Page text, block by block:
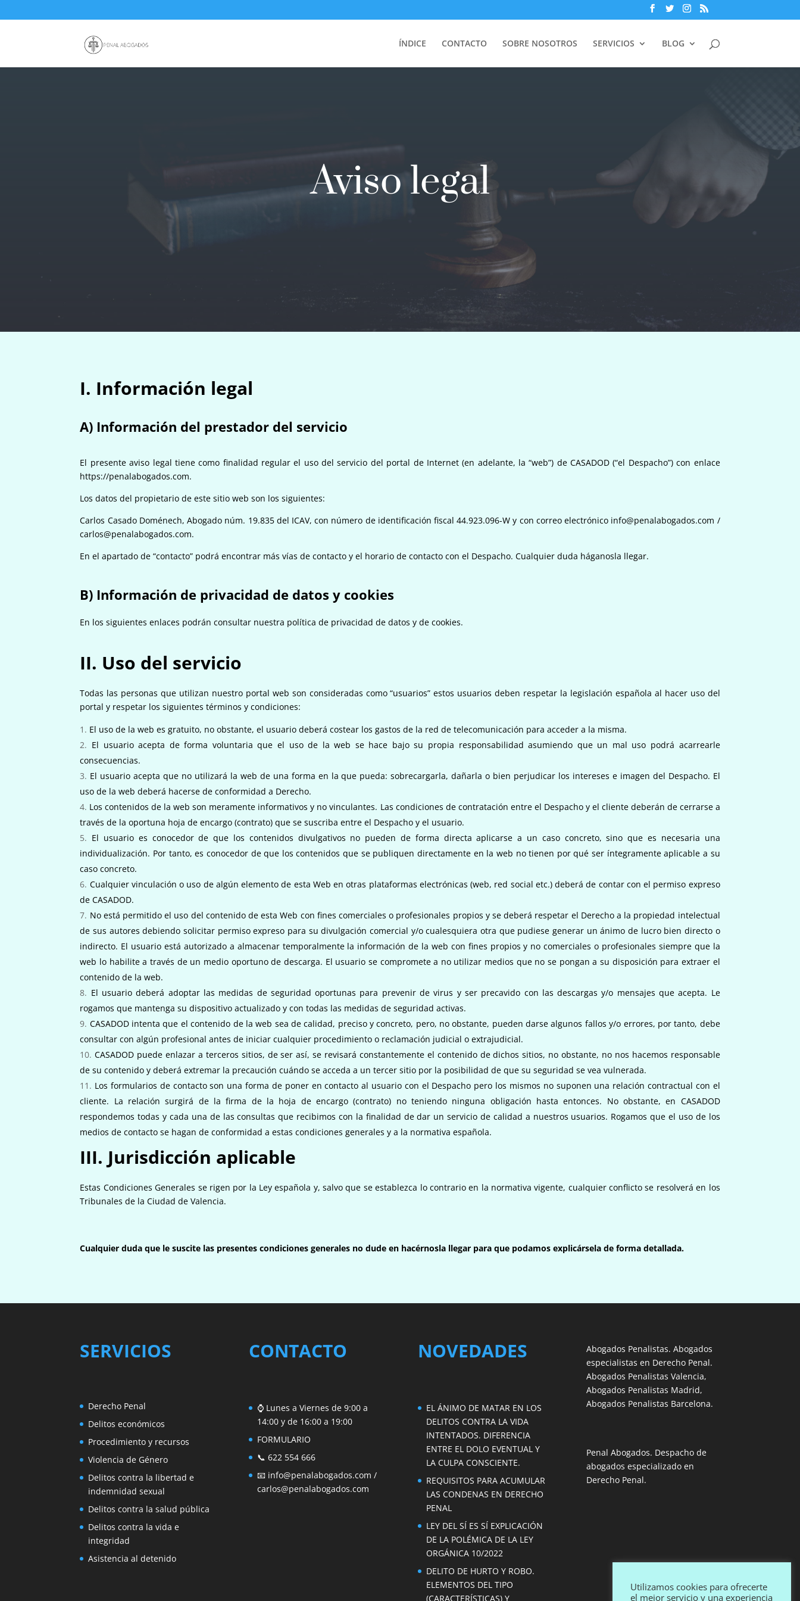
ÍNDICE CONTACTO SOBRE NOSOTROS SERVICIOS BLOG
Aviso legal
I. Información legal
A) Información del prestador del servicio
El presente aviso legal tiene como finalidad regular el uso del servicio del portal de Internet (en adelante, la “web”) de CASADOD (“el Despacho”) con enlace
https://penalabogados.com.
Los datos del propietario de este sitio web son los siguientes:
Carlos Casado Doménech, Abogado núm. 19.835 del ICAV, con número de identificación fiscal 44.923.096-W y con correo electrónico info@penalabogados.com /
carlos@penalabogados.com.
En el apartado de “contacto” podrá encontrar más vías de contacto y el horario de contacto con el Despacho. Cualquier duda háganosla llegar.
B) Información de privacidad de datos y cookies
En los siguientes enlaces podrán consultar nuestra política de privacidad de datos y de cookies.
II. Uso del servicio
Todas las personas que utilizan nuestro portal web son consideradas como “usuarios” estos usuarios deben respetar la legislación española al hacer uso del
portal y respetar los siguientes términos y condiciones:
El uso de la web es gratuito, no obstante, el usuario deberá costear los gastos de la red de telecomunicación para acceder a la misma.
El usuario acepta de forma voluntaria que el uso de la web se hace bajo su propia responsabilidad asumiendo que un mal uso podrá acarrearle
consecuencias.
El usuario acepta que no utilizará la web de una forma en la que pueda: sobrecargarla, dañarla o bien perjudicar los intereses e imagen del Despacho. El
uso de la web deberá hacerse de conformidad a Derecho.
Los contenidos de la web son meramente informativos y no vinculantes. Las condiciones de contratación entre el Despacho y el cliente deberán de cerrarse a
través de la oportuna hoja de encargo (contrato) que se suscriba entre el Despacho y el usuario.
El usuario es conocedor de que los contenidos divulgativos no pueden de forma directa aplicarse a un caso concreto, sino que es necesaria una
individualización. Por tanto, es conocedor de que los contenidos que se publiquen directamente en la web no tienen por qué ser íntegramente aplicable a su
caso concreto.
Cualquier vinculación o uso de algún elemento de esta Web en otras plataformas electrónicas (web, red social etc.) deberá de contar con el permiso expreso
de CASADOD.
No está permitido el uso del contenido de esta Web con fines comerciales o profesionales propios y se deberá respetar el Derecho a la propiedad intelectual
de sus autores debiendo solicitar permiso expreso para su divulgación comercial y/o cualesquiera otra que pudiese generar un ánimo de lucro bien directo o
indirecto. El usuario está autorizado a almacenar temporalmente la información de la web con fines propios y no comerciales o profesionales siempre que la
web lo habilite a través de un medio oportuno de descarga. El usuario se compromete a no utilizar medios que no se pongan a su disposición para extraer el
contenido de la web.
El usuario deberá adoptar las medidas de seguridad oportunas para prevenir de virus y ser precavido con las descargas y/o mensajes que acepta. Le
rogamos que mantenga su dispositivo actualizado y con todas las medidas de seguridad activas.
CASADOD intenta que el contenido de la web sea de calidad, preciso y concreto, pero, no obstante, pueden darse algunos fallos y/o errores, por tanto, debe
consultar con algún profesional antes de iniciar cualquier procedimiento o reclamación judicial o extrajudicial.
CASADOD puede enlazar a terceros sitios, de ser así, se revisará constantemente el contenido de dichos sitios, no obstante, no nos hacemos responsable
de su contenido y deberá extremar la precaución cuándo se acceda a un tercer sitio por la posibilidad de que su seguridad se vea vulnerada.
Los formularios de contacto son una forma de poner en contacto al usuario con el Despacho pero los mismos no suponen una relación contractual con el
cliente. La relación surgirá de la firma de la hoja de encargo (contrato) no teniendo ninguna obligación hasta entonces. No obstante, en CASADOD
respondemos todas y cada una de las consultas que recibimos con la finalidad de dar un servicio de calidad a nuestros usuarios. Rogamos que el uso de los
medios de contacto se hagan de conformidad a estas condiciones generales y a la normativa española.
III. Jurisdicción aplicable
Estas Condiciones Generales se rigen por la Ley española y, salvo que se establezca lo contrario en la normativa vigente, cualquier conflicto se resolverá en los
Tribunales de la Ciudad de Valencia.
Cualquier duda que le suscite las presentes condiciones generales no dude en hacérnosla llegar para que podamos explicársela de forma detallada.
SERVICIOS
Derecho Penal
Delitos económicos
Procedimiento y recursos
Violencia de Género
Delitos contra la libertad e
indemnidad sexual
Delitos contra la salud pública
Delitos contra la vida e
integridad
Asistencia al detenido
CONTACTO
⌚ Lunes a Viernes de 9:00 a
14:00 y de 16:00 a 19:00
FORMULARIO
📞 622 554 666
📧 info@penalabogados.com /
carlos@penalabogados.com
NOVEDADES
EL ÁNIMO DE MATAR EN LOS
DELITOS CONTRA LA VIDA
INTENTADOS. DIFERENCIA
ENTRE EL DOLO EVENTUAL Y
LA CULPA CONSCIENTE.
REQUISITOS PARA ACUMULAR
LAS CONDENAS EN DERECHO
PENAL
LEY DEL SÍ ES SÍ EXPLICACIÓN
DE LA POLÉMICA DE LA LEY
ORGÁNICA 10/2022
DELITO DE HURTO Y ROBO.
ELEMENTOS DEL TIPO
(CARACTERÍSTICAS) Y
Abogados Penalistas. Abogados
especialistas en Derecho Penal.
Abogados Penalistas Valencia,
Abogados Penalistas Madrid,
Abogados Penalistas Barcelona.
Penal Abogados. Despacho de
abogados especializado en
Derecho Penal.
Utilizamos cookies para ofrecerte
el mejor servicio y una experiencia